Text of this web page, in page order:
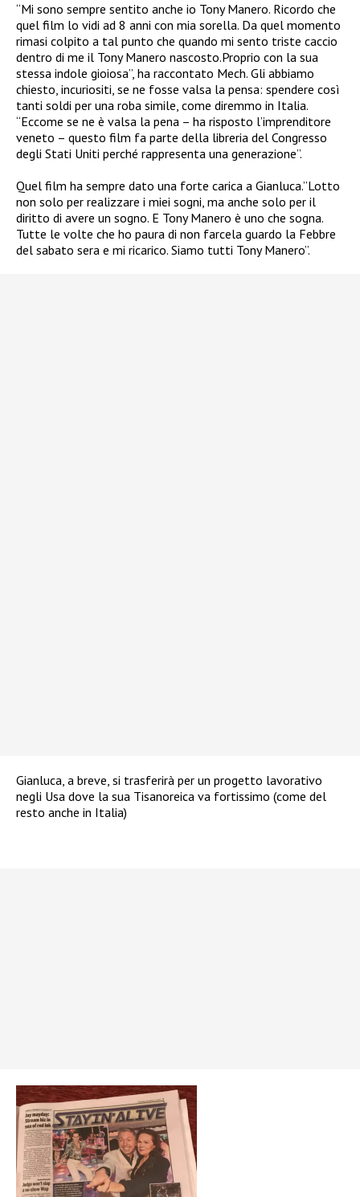
“Mi sono sempre sentito anche io Tony Manero. Ricordo che
quel film lo vidi ad 8 anni con mia sorella. Da quel momento
rimasi colpito a tal punto che quando mi sento triste caccio
dentro di me il Tony Manero nascosto.Proprio con la sua
stessa indole gioiosa”, ha raccontato Mech. Gli abbiamo
chiesto, incuriositi, se ne fosse valsa la pensa: spendere così
tanti soldi per una roba simile, come diremmo in Italia.
“Eccome se ne è valsa la pena – ha risposto l’imprenditore
veneto – questo film fa parte della libreria del Congresso
degli Stati Uniti perché rappresenta una generazione”.
Quel film ha sempre dato una forte carica a Gianluca.”Lotto
non solo per realizzare i miei sogni, ma anche solo per il
diritto di avere un sogno. E Tony Manero è uno che sogna.
Tutte le volte che ho paura di non farcela guardo la Febbre
del sabato sera e mi ricarico. Siamo tutti Tony Manero”.
Gianluca, a breve, si trasferirà per un progetto lavorativo
negli Usa dove la sua Tisanoreica va fortissimo (come del
resto anche in Italia)